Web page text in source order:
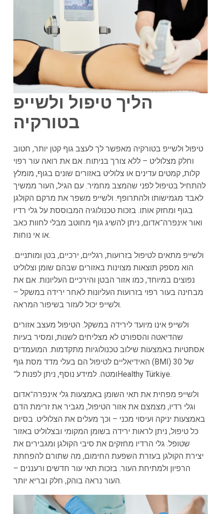
הליך טיפול ולשייפ
בטורקיה
טיפול ולשייפ בטורקיה מאפשר לך לעצב גוף קטן יותר, חטוב
וחלק מצלוליט – ללא צורך בניתוח. אם את רואה עור רפוי
קלות, קמטים עדינים או צלוליט באזורים שונים בגוף, מומלץ
להתחיל בטיפול לפני שהמצב מחמיר. עם הגיל, העור ממשיך
לאבד מגמישותו ולהתרופף. ולשייפ משפר את מרקם הקולגן
בגוף ומחזק אותו. בזכות טכנולוגיה המבוססת על גלי רדיו
ואור אינפרה־אדום, ניתן להשיג גוף מחוטב מבלי לחוות כאב
או אי נוחות.
ולשייפ מתאים לטיפול בזרועות, רגליים, ירכיים, בטן ומותניים.
הוא מספק תוצאות מצוינות באזורים שבהם שומן וצלוליט
נפוצים במיוחד, כמו אזור הבטן והירכיים העליונות. אם את
מבחינה בעור רפוי בזרועות העליונות לאחר ירידה במשקל –
ולשייפ יכול לעזור בשיפור המראה.
ולשייפ אינו מיועד לירידה במשקל. הטיפול מעצב אזורים
שהדיאטה והספורט לא מצליחים לשנות, ומסיר בעיות
אסתטיות באמצעות שילוב טכנולוגיות מתקדמות. המועמדים
האידיאליים לטיפול הם בעלי מדד מסת גוף (BMI) של 30
ומטה. למידע נוסף, ניתן לפנות ל־Healthy Türkiye.
ולשייפ מפחית את תאי השומן באמצעות גלי אינפרה־אדום
וגלי רדיו, מצמצם את אזור הטיפול, מגביר את זרימת הדם
באמצעות יניקה ועיסוי מכני – וכך מעלים את הצלוליט. בסיום
כל טיפול, ניתן לראות ירידה בשומן המקומי ובצלוליט באזור
שטופל. גלי הרדיו מחזקים את סיבי הקולגן ומגבירים את
יצירת הקולגן בעזרת השפעת החימום, מה שתורם להפחתת
הרפיון ולמתיחת העור. בזכות תאי עור חדשים ורעננים –
העור נראה בוהק, חלק ובריא יותר.